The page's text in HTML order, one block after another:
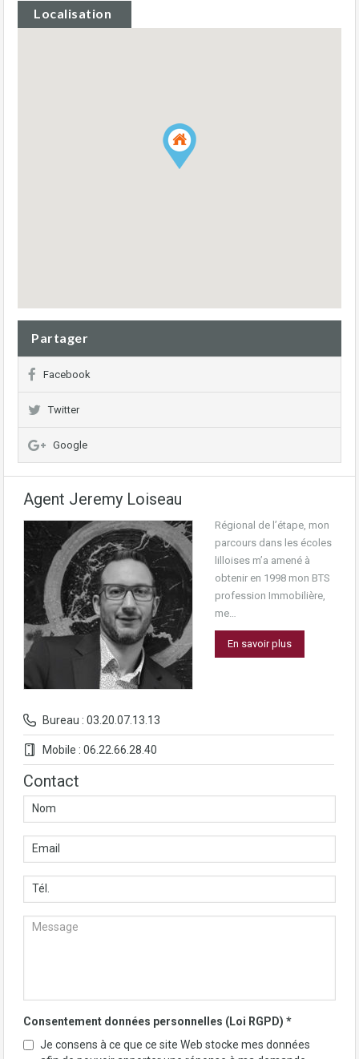
Localisation
Partager
Facebook
Twitter
Google
Agent Jeremy Loiseau
Bureau : 03.20.07.13.13
Mobile : 06.22.66.28.40
Régional de l’étape, mon
parcours dans les écoles
lilloises m’a amené à
obtenir en 1998 mon BTS
profession Immobilière,
me…
En savoir plus
Contact
Consentement données personnelles (Loi RGPD) *
Je consens à ce que ce site Web stocke mes données